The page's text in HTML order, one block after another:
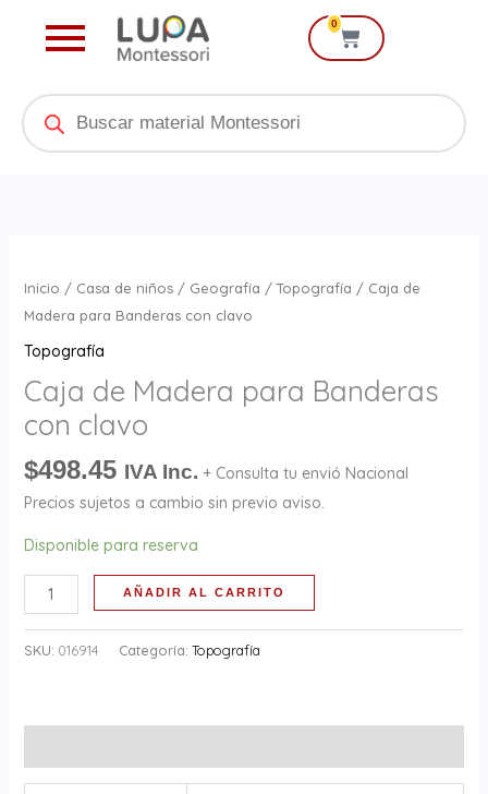
0
Cart
Products
search
Inicio / Casa de niños/ Geografía /Topografía / Caja de
Madera para Banderas con clavo
Topografía
Caja de Madera para Banderas
con clavo
$498.45 IVA Inc. + Consulta tu envió Nacional
Precios sujetos a cambio sin previo aviso.
Disponible para reserva
de
Madera
Banderas
con
clavo
AÑADIR AL CARRITO
SKU: 016914 Categoría: Topografía